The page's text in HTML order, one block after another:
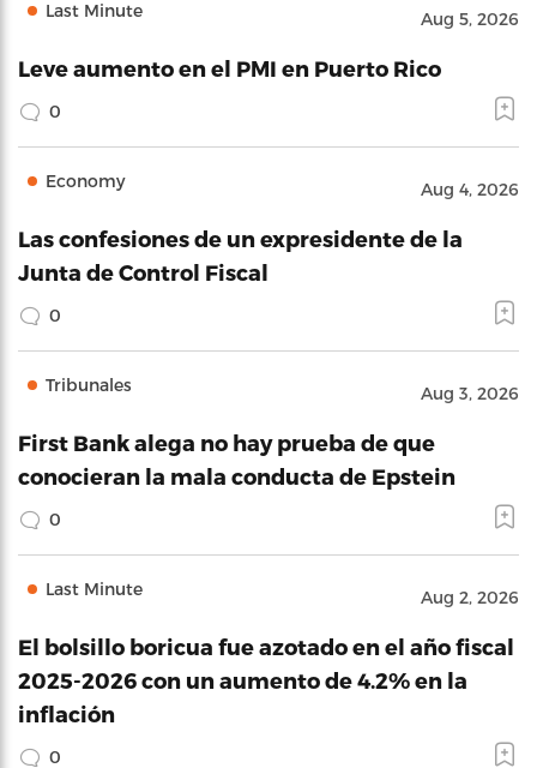
Last Minute Aug 5, 2026
Leve aumento en el PMI en Puerto Rico
0
Economy Aug 4, 2026
Las confesiones de un expresidente de la
Junta de Control Fiscal
0
Tribunales Aug 3, 2026
First Bank alega no hay prueba de que
conocieran la mala conducta de Epstein
0
Last Minute Aug 2, 2026
El bolsillo boricua fue azotado en el año fiscal
2025-2026 con un aumento de 4.2% en la
inflación
0